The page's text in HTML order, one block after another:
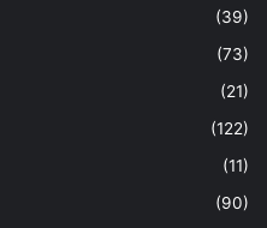
(39)
(73)
(21)
(122)
(11)
(90)